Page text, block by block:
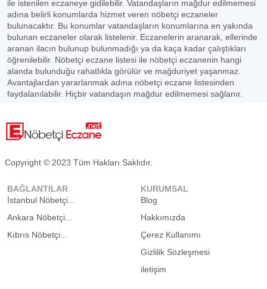
ile istenilen eczaneye gidilebilir. Vatandaşların mağdur edilmemesi
adına belirli konumlarda hizmet veren nöbetçi eczaneler
bulunacaktır. Bu konumlar vatandaşların konumlarına en yakında
bulunan eczaneler olarak listelenir. Eczanelerin aranarak, ellerinde
aranan ilacın bulunup bulunmadığı ya da kaça kadar çalıştıkları
öğrenilebilir. Nöbetçi eczane listesi ile nöbetçi eczanenin hangi
alanda bulunduğu rahatlıkla görülür ve mağduriyet yaşanmaz.
Avantajlardan yararlanmak adına nöbetçi eczane listesinden
faydalanılabilir. Hiçbir vatandaşın mağdur edilmemesi sağlanır.
Copyright © 2023 Tüm Hakları Saklıdır.
BAĞLANTILAR
İstanbul Nöbetçi...
Ankara Nöbetçi...
Kıbrıs Nöbetçi...
KURUMSAL
Blog
Hakkımızda
Çerez Kullanımı
Gizlilik Sözleşmesi
iletişim